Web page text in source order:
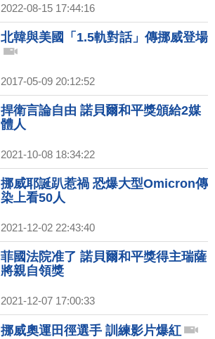
2022-08-15 17:44:16
北韓與美國「1.5軌對話」傳挪威登場
2017-05-09 20:12:52
捍衛言論自由 諾貝爾和平獎頒給2媒
體人
2021-10-08 18:34:22
挪威耶誕趴惹禍 恐爆大型Omicron傳
染上看50人
2021-12-02 22:43:40
菲國法院准了 諾貝爾和平獎得主瑞薩
將親自領獎
2021-12-07 17:00:33
挪威奧運田徑選手 訓練影片爆紅